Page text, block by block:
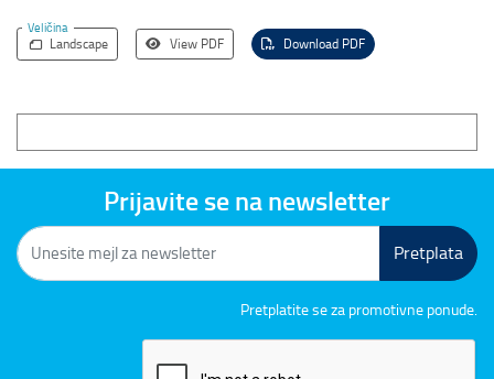
Veličina
Landscape View PDF Download PDF
Prijavite se na newsletter
Pretplata
Pretplatite se za promotivne ponude.